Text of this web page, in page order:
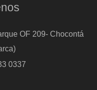
OF 209- Chocontá
0337